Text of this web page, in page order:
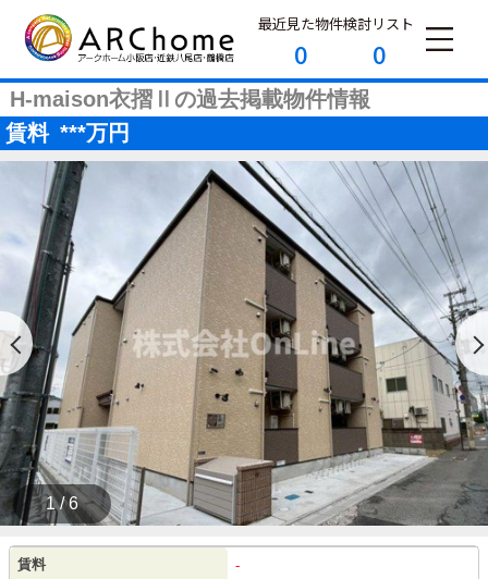
最近見た物件
0
検討リスト
0
H-maison衣摺Ⅱの過去掲載物件情報
賃料 ***万円
1 / 6
賃料 -